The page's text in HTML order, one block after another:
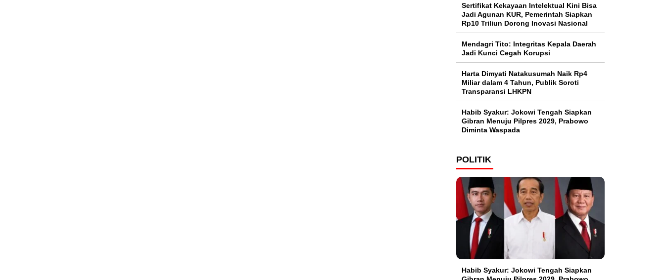
Sertifikat Kekayaan Intelektual Kini Bisa
Jadi Agunan KUR, Pemerintah Siapkan
Rp10 Triliun Dorong Inovasi Nasional
Mendagri Tito: Integritas Kepala Daerah
Jadi Kunci Cegah Korupsi
Harta Dimyati Natakusumah Naik Rp4
Miliar dalam 4 Tahun, Publik Soroti
Transparansi LHKPN
Habib Syakur: Jokowi Tengah Siapkan
Gibran Menuju Pilpres 2029, Prabowo
Diminta Waspada
POLITIK
Habib Syakur: Jokowi Tengah Siapkan